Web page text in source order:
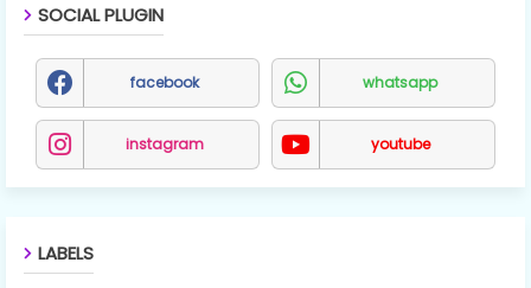
SOCIAL PLUGIN
facebook whatsapp
instagram youtube
LABELS